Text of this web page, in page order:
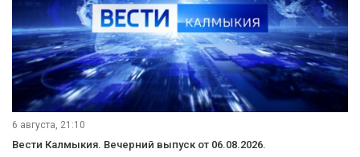
6 августа, 21:10
Вести Калмыкия. Вечерний выпуск от 06.08.2026.